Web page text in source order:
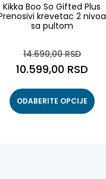
Kikka Boo So Gifted Plus
krevetac 2 nivoa
sa pultom
14.690,00RSD
10.599,00 RSD
ODABERITE OPCIJE